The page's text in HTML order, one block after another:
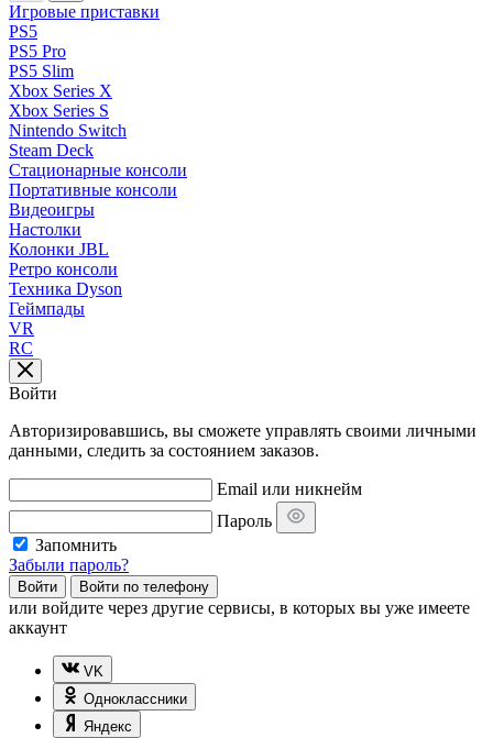
Игровые приставки
PS5
PS5 Pro
PS5 Slim
Xbox Series X
Xbox Series S
Nintendo Switch
Steam Deck
Стационарные консоли
Портативные консоли
Видеоигры
Настолки
Колонки JBL
Ретро консоли
Техника Dyson
Геймпады
VR
RC
Войти
Авторизировавшись, вы сможете управлять своими личными
данными, следить за состоянием заказов.
Email или никнейм
Пароль
Запомнить
Забыли пароль?
Войти Войти по телефону
или войдите через другие сервисы, в которых вы уже имеете
аккаунт
VK
Одноклассники
Яндекс